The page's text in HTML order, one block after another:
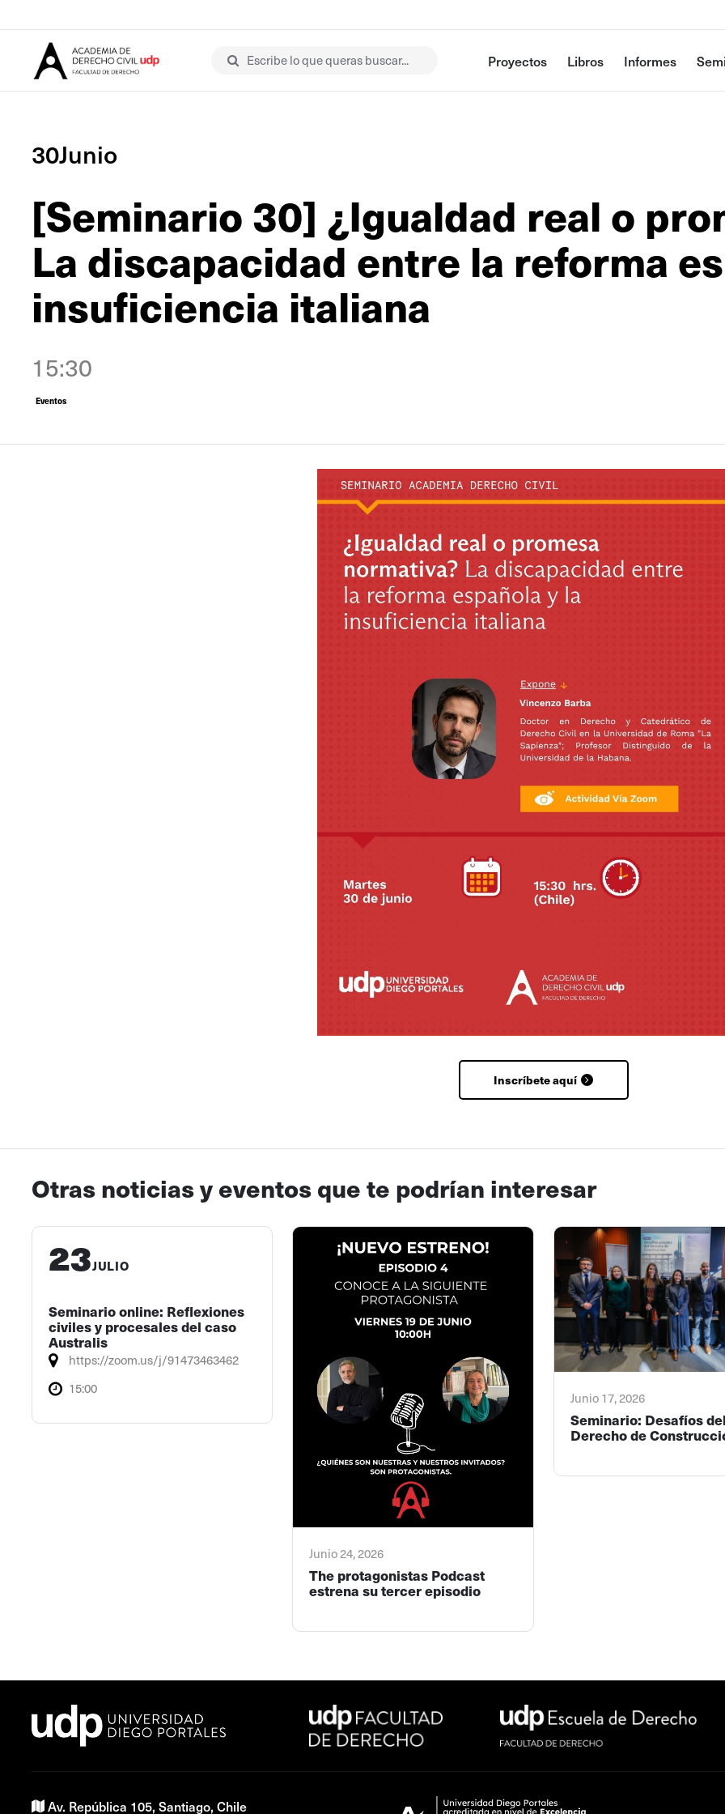
Escribe lo que queras buscar... Proyectos Libros Informes
30Junio
[Seminario 30] ¿Igualdad real o
La discapacidad entre la reforma
insuficiencia italiana
15:30
Eventos
Inscríbete aquí
Otras noticias y eventos que te podrían interesar
23JULIO
Seminario online: Reflexiones
civiles y procesales del caso
Australis
https://zoom.us/j/91473463462
15:00
Junio 24, 2026
The protagonistas Podcast
estrena su tercer episodio
Junio 17, 2026
Seminario: Desafíos
Derecho de
Av. República 105, Santiago, Chile